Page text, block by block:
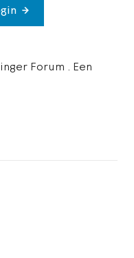
Forum . Een